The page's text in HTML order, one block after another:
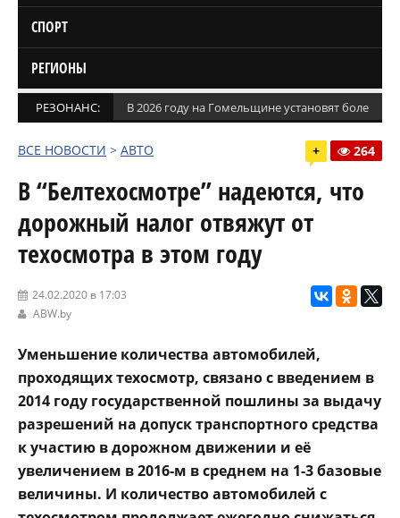
СПОРТ
РЕГИОНЫ
РЕЗОНАНС: В 2026 году на Гомельщине установят более
ВСЕ НОВОСТИ > АВТО + 264
В “Белтехосмотре” надеются, что
дорожный налог отвяжут от
техосмотра в этом году
24.02.2020 в 17:03
ABW.by
Уменьшение количества автомобилей,
проходящих техосмотр, связано с введением в
2014 году государственной пошлины за выдачу
разрешений на допуск транспортного средства
к участию в дорожном движении и её
увеличением в 2016-м в среднем на 1-3 базовые
величины. И количество автомобилей с